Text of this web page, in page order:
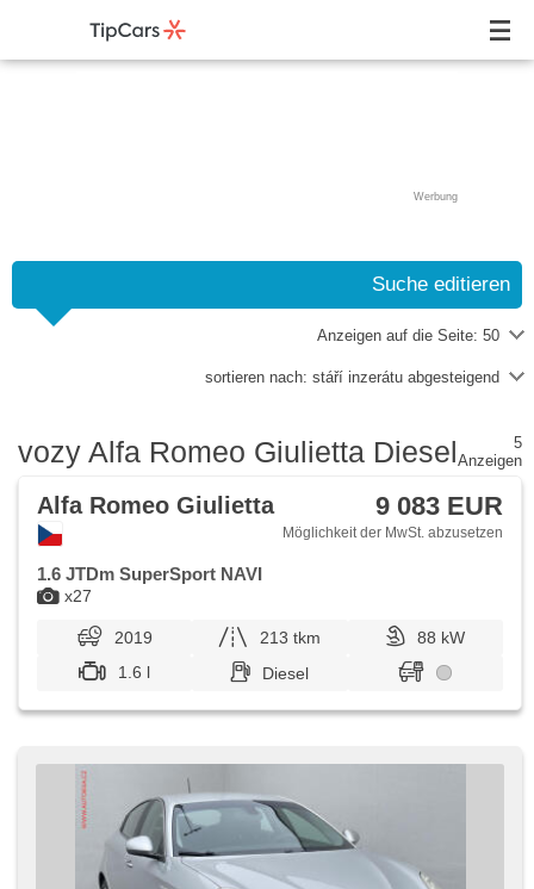
Werbung
Suche editieren
Anzeigen auf die Seite: 50
sortieren nach: stáří inzerátu abgesteigend
vozy Alfa Romeo Giulietta Diesel
5
Anzeigen
x27
Alfa Romeo Giulietta 9 083 EUR
Möglichkeit der MwSt. abzusetzen
1.6 JTDm SuperSport NAVI
2019 213 tkm
88 kW
1.6 l
Diesel